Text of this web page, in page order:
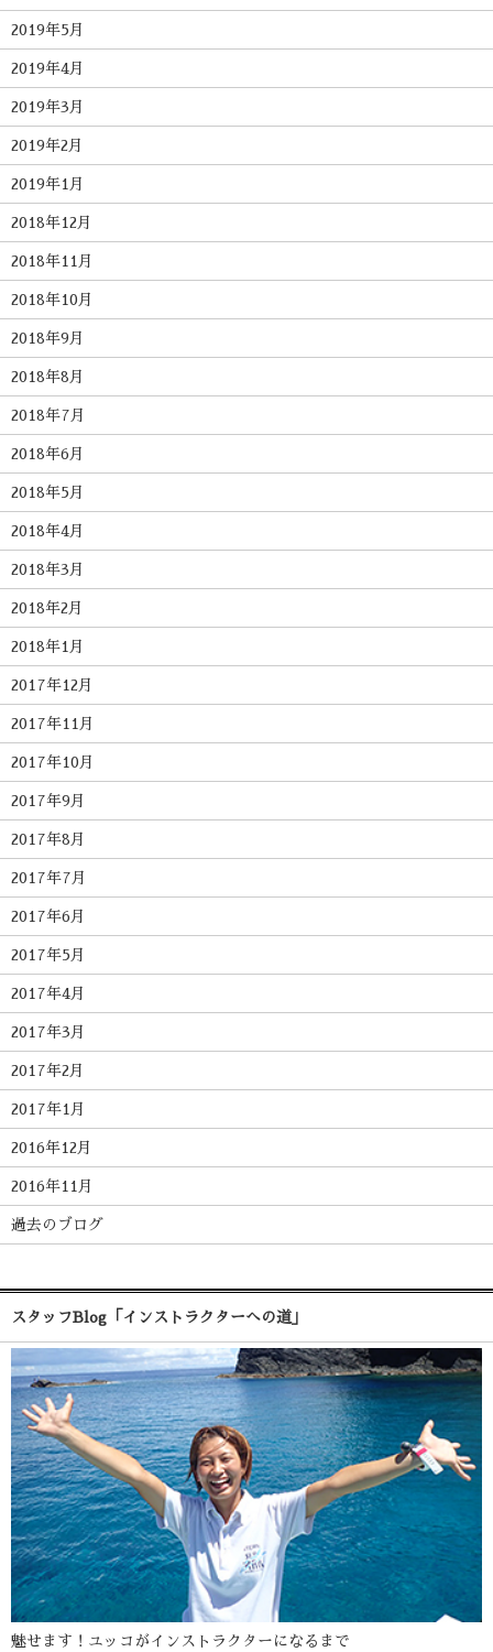
2019年5月
2019年4月
2019年3月
2019年2月
2019年1月
2018年12月
2018年11月
2018年10月
2018年9月
2018年8月
2018年7月
2018年6月
2018年5月
2018年4月
2018年3月
2018年2月
2018年1月
2017年12月
2017年11月
2017年10月
2017年9月
2017年8月
2017年7月
2017年6月
2017年5月
2017年4月
2017年3月
2017年2月
2017年1月
2016年12月
2016年11月
過去のブログ
スタッフBlog「インストラクターへの道」
魅せます！ユッコがインストラクターになるまで